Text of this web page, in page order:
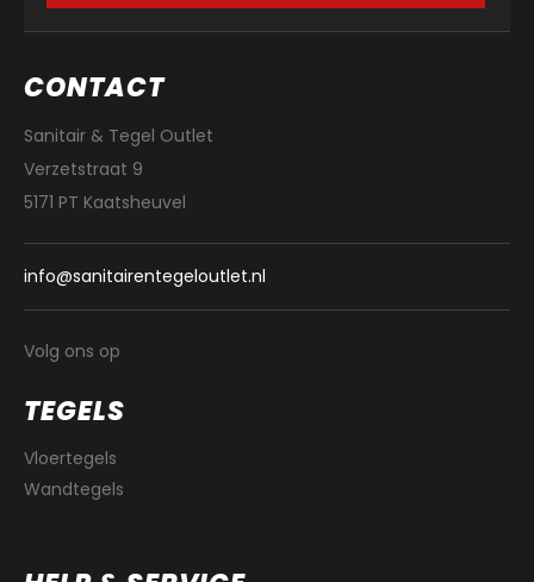
CONTACT
Sanitair & Tegel Outlet
Verzetstraat 9
5171 PT Kaatsheuvel
info@sanitairentegeloutlet.nl
Volg ons op
TEGELS
Vloertegels
Wandtegels